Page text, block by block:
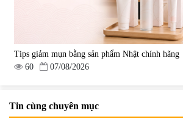
Tips giảm mụn bằng sản phẩm Nhật chính hãng
60
07/08/2026
Tin cùng chuyên mục